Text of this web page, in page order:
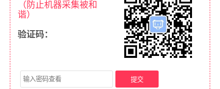
（防止机器采集被和
谐）
验证码：